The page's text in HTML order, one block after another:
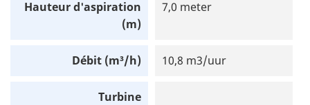
Hauteur d'aspiration
(m)
7,0 meter
Débit (m³/h) 10,8 m3/uur
Turbine